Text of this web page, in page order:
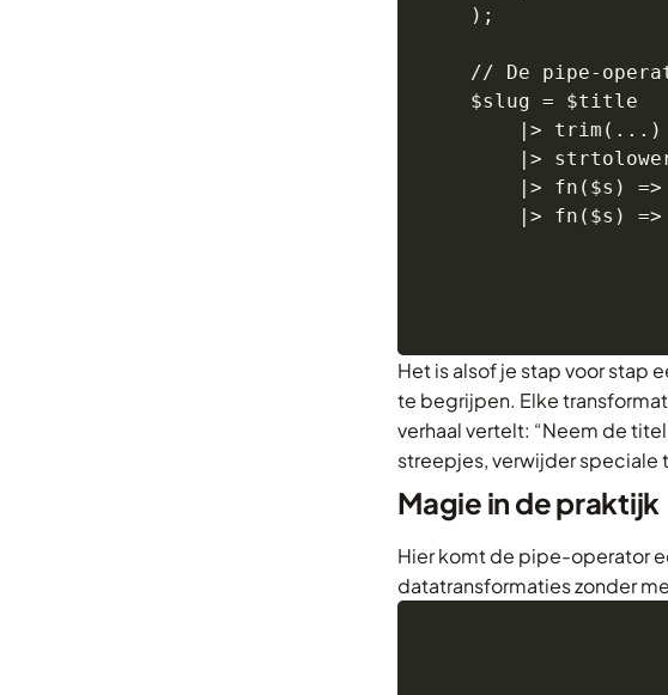
);
// De pipe-
$slug = $title
    |> trim(...)
|>
|> fn($s)
|> fn($s)
Het is alsof je stap voor stap
te begrijpen. Elke
verhaal vertelt: “Neem de
streepjes, verwijder speciale
Magie in de praktijk
Hier komt de pipe-operator
datatransformaties zonder